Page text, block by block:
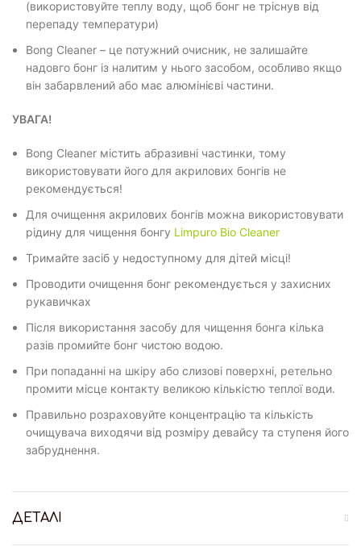
(використовуйте теплу воду, щоб бонг не тріснув від
перепаду температури)
Bong Cleaner – це потужний очисник, не залишайте
надовго бонг із налитим у нього засобом, особливо якщо
він забарвлений або має алюмінієві частини.
УВАГА!
Bong Cleaner містить абразивні частинки, тому
використовувати його для акрилових бонгів не
рекомендується!
Для очищення акрилових бонгів можна використовувати
рідину для чищення бонгу Limpuro Bio Cleaner
Тримайте засіб у недоступному для дітей місці!
Проводити очищення бонг рекомендується у захисних
рукавичках
Після використання засобу для чищення бонга кілька
разів промийте бонг чистою водою.
При попаданні на шкіру або слизові поверхні, ретельно
промити місце контакту великою кількістю теплої води.
Правильно розраховуйте концентрацію та кількість
очищувача виходячи від розміру девайсу та ступеня його
забруднення.
ДЕТАЛІ